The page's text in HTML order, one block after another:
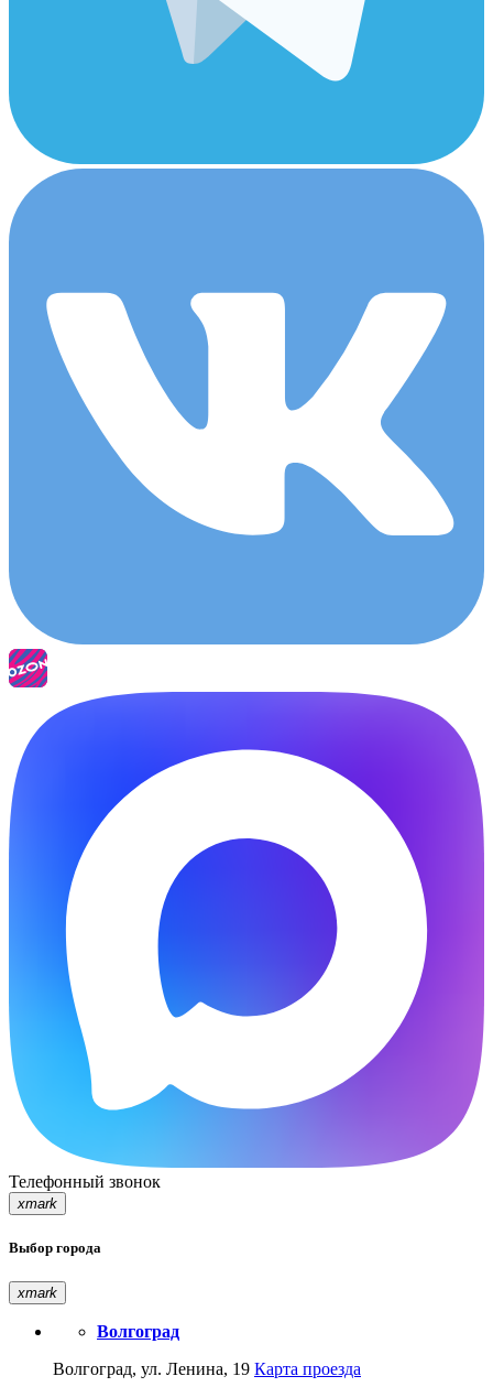
Телефонный звонок
xmark
Выбор города
xmark
Волгоград
Волгоград, ул. Ленина, 19 Карта проезда